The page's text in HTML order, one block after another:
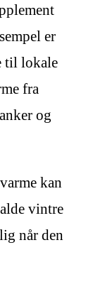
er
til lokale
fra
og
kan
vintre
når den